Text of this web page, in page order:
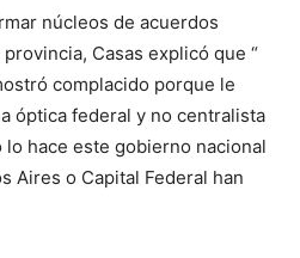
núcleos de acuerdos
Casas explicó que “
complacido porque le
óptica federal y no centralista
hace este gobierno nacional
Aires o Capital Federal han